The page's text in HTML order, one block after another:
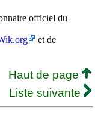
officiel du
et de
Haut de page
Liste suivante